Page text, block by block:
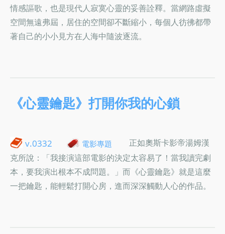
情感謳歌，也是現代人寂寞心靈的妥善詮釋。當網路虛擬
空間無遠弗屆，居住的空間卻不斷縮小，每個人彷彿都帶
著自己的小小見方在人海中隨波逐流。
《心靈鑰匙》打開你我的心鎖
v.0332 電影專題
正如奧斯卡影帝湯姆漢
克所說：「我接演這部電影的決定太容易了！當我讀完劇
本，要我演出根本不成問題。」而《心靈鑰匙》就是這麼
一把鑰匙，能輕鬆打開心房，進而深深觸動人心的作品。